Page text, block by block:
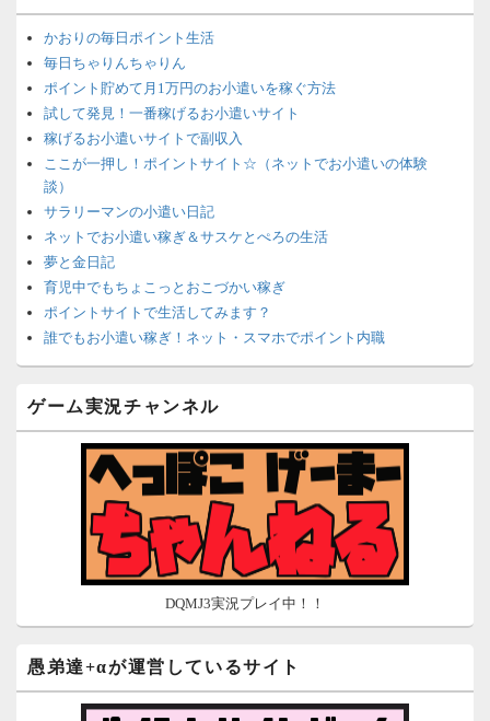
かおりの毎日ポイント生活
毎日ちゃりんちゃりん
ポイント貯めて月1万円のお小遣いを稼ぐ方法
試して発見！一番稼げるお小遣いサイト
稼げるお小遣いサイトで副収入
ここが一押し！ポイントサイト☆（ネットでお小遣いの体験
談）
サラリーマンの小遣い日記
ネットでお小遣い稼ぎ＆サスケとぺろの生活
夢と金日記
育児中でもちょこっとおこづかい稼ぎ
ポイントサイトで生活してみます？
誰でもお小遣い稼ぎ！ネット・スマホでポイント内職
ネットで簡単にお小遣い稼ぎ☆安心・安全・リスクなし☆
ポイントがお金に！？-空いた時間でちょい稼ぎ-
在宅deお小遣い！～小銭だって集めれば諭吉になる～
ネット収入攻略ナビ
ポイントサイトは安全？危険？お小遣い稼ぎサイトの使い方ガ
ゲーム実況チャンネル
DQMJ3実況プレイ中！！
愚弟達+αが運営しているサイト